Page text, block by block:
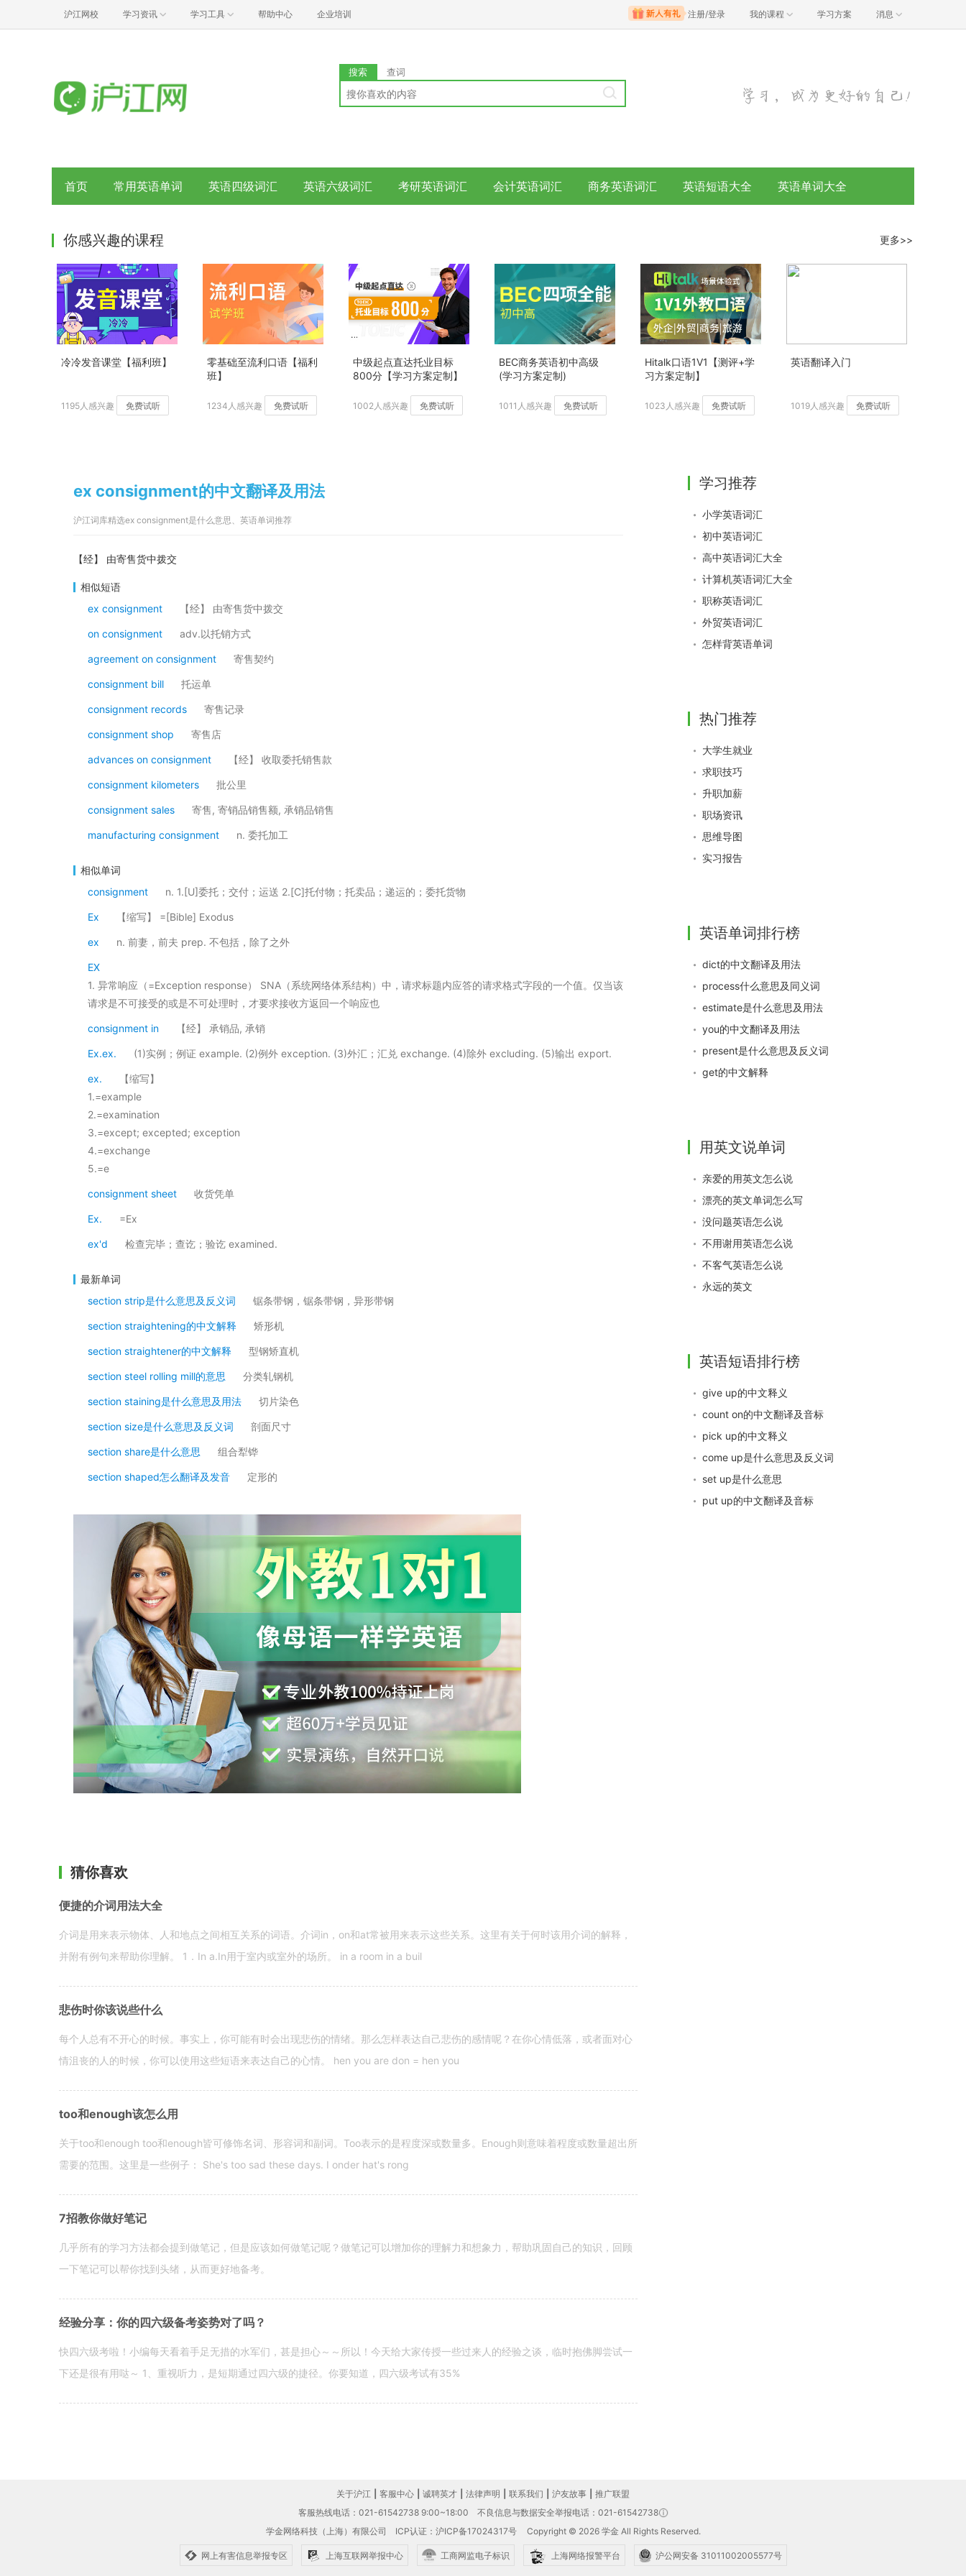
沪江网校 学习资讯 学习工具 帮助中心 企业培训 注册/登录 我的课程 学习方案 消息
搜索 查词
首页 常用英语单词 英语四级词汇 英语六级词汇 考研英语词汇 会计英语词汇 商务英语词汇 英语短语大全 英语单词大全
你感兴趣的课程 更多>>
冷冷发音课堂【福利班】
1195人感兴趣 免费试听
零基础至流利口语【福利
班】
1234人感兴趣 免费试听
中级起点直达托业目标
800分【学习方案定制】
1002人感兴趣 免费试听
BEC商务英语初中高级
(学习方案定制)
1011人感兴趣 免费试听
Hitalk口语1V1【测评+学
习方案定制】
1023人感兴趣 免费试听
英语翻译入门
1019人感兴趣 免费试听
ex consignment的中文翻译及用法
沪江词库精选ex consignment是什么意思、英语单词推荐
【经】 由寄售货中拨交
相似短语
ex consignment
【经】 由寄售货中拨交
on consignment adv.以托销方式
agreement on consignment 寄售契约
consignment bill 托运单
consignment records 寄售记录
consignment shop 寄售店
advances on consignment 【经】 收取委托销售款
consignment kilometers 批公里
consignment sales 寄售, 寄销品销售额, 承销品销售
manufacturing consignment n. 委托加工
相似单词
consignment
n. 1.[U]委托；交付；运送 2.[C]托付物；托卖品；递运的；委托货物
Ex 【缩写】 =[Bible] Exodus
ex n. 前妻，前夫 prep. 不包括，除了之外
EX
1. 异常响应（=Exception response） SNA（系统网络体系结构）中，请求标题内应答的请求格式字段的一个值。仅当该
请求是不可接受的或是不可处理时，才要求接收方返回一个响应也
consignment in 【经】 承销品, 承销
Ex.ex. (1)实例；例证 example. (2)例外 exception. (3)外汇；汇兑 exchange. (4)除外 excluding. (5)输出 export.
ex.
【缩写】
1.=example
2.=examination
3.=except; excepted; exception
4.=exchange
5.=e
consignment sheet 收货凭单
Ex. =Ex
ex'd 检查完毕；查讫；验讫 examined.
最新单词
section strip是什么意思及反义词
锯条带钢，锯条带钢，异形带钢
section straightening的中文解释 矫形机
section straightener的中文解释 型钢矫直机
section steel rolling mill的意思 分类轧钢机
section staining是什么意思及用法 切片染色
section size是什么意思及反义词 剖面尺寸
section share是什么意思 组合犁铧
section shaped怎么翻译及发音 定形的
猜你喜欢
便捷的介词用法大全
介词是用来表示物体、人和地点之间相互关系的词语。介词in，on和at常被用来表示这些关系。这里有关于何时该用介词的解释，
并附有例句来帮助你理解。 1．In a.In用于室内或室外的场所。 in a room in a buil
悲伤时你该说些什么
每个人总有不开心的时候。事实上，你可能有时会出现悲伤的情绪。那么怎样表达自己悲伤的感情呢？在你心情低落，或者面对心
情沮丧的人的时候，你可以使用这些短语来表达自己的心情。 hen you are don = hen you
too和enough该怎么用
关于too和enough too和enough皆可修饰名词、形容词和副词。Too表示的是程度深或数量多。Enough则意味着程度或数量超出所
需要的范围。这里是一些例子： She's too sad these days. I onder hat's rong
7招教你做好笔记
几乎所有的学习方法都会提到做笔记，但是应该如何做笔记呢？做笔记可以增加你的理解力和想象力，帮助巩固自己的知识，回顾
一下笔记可以帮你找到头绪，从而更好地备考。
经验分享：你的四六级备考姿势对了吗？
快四六级考啦！小编每天看着手足无措的水军们，甚是担心～～所以！今天给大家传授一些过来人的经验之谈，临时抱佛脚尝试一
下还是很有用哒～ 1、重视听力，是短期通过四六级的捷径。你要知道，四六级考试有35%
学习推荐
小学英语词汇
初中英语词汇
高中英语词汇大全
计算机英语词汇大全
职称英语词汇
外贸英语词汇
怎样背英语单词
热门推荐
大学生就业
求职技巧
升职加薪
职场资讯
思维导图
实习报告
英语单词排行榜
dict的中文翻译及用法
process什么意思及同义词
estimate是什么意思及用法
you的中文翻译及用法
present是什么意思及反义词
get的中文解释
用英文说单词
亲爱的用英文怎么说
漂亮的英文单词怎么写
没问题英语怎么说
不用谢用英语怎么说
不客气英语怎么说
永远的英文
英语短语排行榜
give up的中文释义
count on的中文翻译及音标
pick up的中文释义
come up是什么意思及反义词
set up是什么意思
put up的中文翻译及音标
关于沪江 客服中心 诚聘英才 法律声明 联系我们 沪友故事
推广联盟
客服热线电话：021-61542738 9:00~18:00
不良信息与数据安全举报电话：021-61542738
学金网络科技（上海）有限公司 ICP认证：沪ICP备17024317号 Copyright © 2026 学金 All Rights Reserved.
网上有害信息举报专区 上海互联网举报中心 工商网监电子标识 上海网络报警平台 沪公网安备 31011002005577号